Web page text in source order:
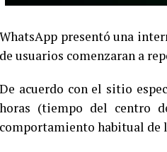
WhatsApp presentó una
de usuarios comenzaran a
De acuerdo con el sitio
horas (tiempo del centro
comportamiento habitual de